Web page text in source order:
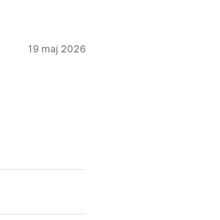
19 maj 2026